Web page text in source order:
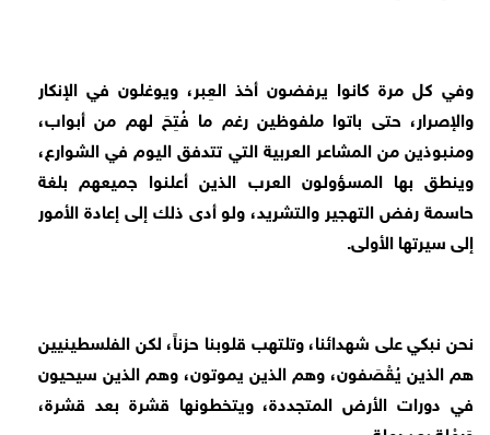
وفي كل مرة كانوا يرفضون أخذ العِبر، ويوغلون في الإنكار
والإصرار، حتى باتوا ملفوظين رغم ما فُتِحَ لهم من أبواب،
ومنبوذين من المشاعر العربية التي تتدفق اليوم في الشوارع،
وينطق بها المسؤولون العرب الذين أعلنوا جميعهم بلغة
حاسمة رفض التهجير والتشريد، ولو أدى ذلك إلى إعادة الأمور
إلى سيرتها الأولى.
نحن نبكي على شهدائنا، وتلتهب قلوبنا حزناً، لكن الفلسطينيين
هم الذين يُقْصَفون، وهم الذين يموتون، وهم الذين سيحيون
في دورات الأرض المتجددة، ويتخطونها قشرة بعد قشرة،